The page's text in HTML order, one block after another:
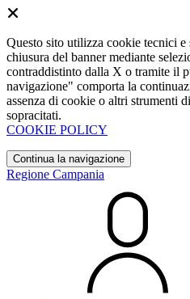
Questo sito utilizza cookie tecnici
chiusura del banner mediante
contraddistinto dalla X o tramite il
navigazione" comporta la
assenza di cookie o altri strumenti
sopracitati.
COOKIE POLICY
Continua la navigazione
Regione Campania